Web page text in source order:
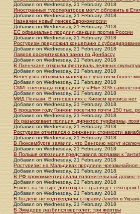
Добавил on Wednesday, 21 February. 2018
Иностранных туроператоров могут обложить в
Добавил on Wednesday, 21 February. 2018
Назначен новый генсек Еврокомиссии
Добавил on Wednesday, 21 February. 2018
ЕС официально продлил санкции против России
Добавил on Wednesday, 21 February. 2018
Ростуризм предложил концепцию с
Добавил on Wednesday, 21 February. 2018
Лавров раскритиковал закон по Донбассу
Добавил on Wednesday, 21 February. 2018
В Пхенчхане открыли фестиваль ледяных скульптур
Добавил on Wednesday, 21 February. 2018
Венесуэла объявила маневры с участием более
Добавил on Wednesday, 21 February. 2018
СМИ: снегопады повредили у «IFly» 30% самолётов
Добавил on Wednesday, 21 February. 2018
МИД Польши: В отношениях с Киевом кризиса нет
Добавил on Wednesday, 21 February. 2018
В прошлом году Гонконг посетило почти 150 тыс.
Добавил on Wednesday, 21 February. 2018
Их разыскивает полиция: директор турфирмы,
Добавил on Wednesday, 21 February. 2018
Ростуризм отчитался о снижении стоимости
Добавил on Wednesday, 21 February. 2018
В Люксембурге заявили, что Венгрию могут
Добавил on Wednesday, 21 February. 2018
В Польше оппозиция представила поправки к
Добавил on Wednesday, 21 February. 2018
Ростуризм: на Мальдивах продлили чрезвычайное
Добавил on Wednesday, 21 February. 2018
В РФ прокомментировали положительный допинг-
Добавил on Wednesday, 21 February. 2018
Египет на четыре дня откроет границу с сектором
Добавил on Wednesday, 21 February. 2018
В Госдепе не подтвердили отправку Javelin в
Добавил on Wednesday, 21 February. 2018
В Эквадоре разбился вертолет: три жертвы